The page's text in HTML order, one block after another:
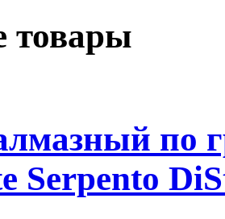
товары
по
Serpento